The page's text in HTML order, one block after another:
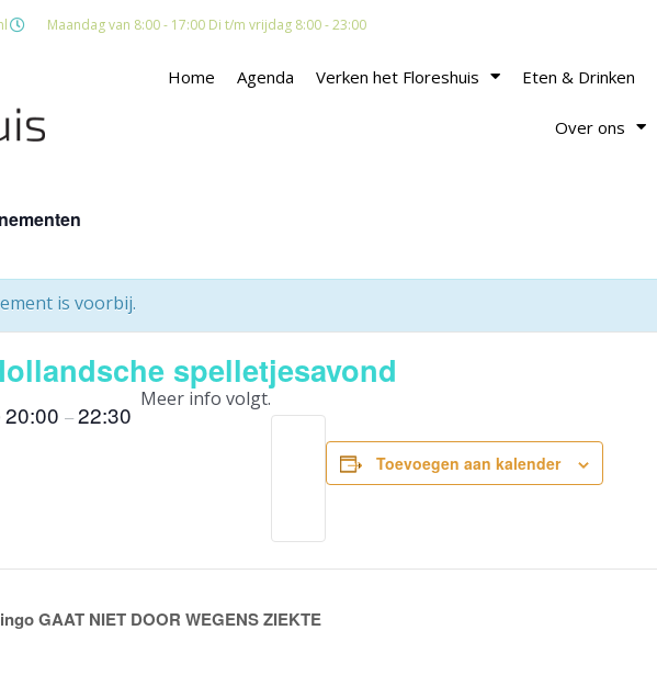
Maandag van 8:00 - 17:00 Di t/m vrijdag 8:00 - 23:00
Home Agenda Verken het Floreshuis Eten & Drinken
Over ons
is voorbij.
spelletjesavond
20:00 –22:30
Meer info volgt.
Toevoegen aan kalender
GAAT NIET DOOR WEGENS ZIEKTE